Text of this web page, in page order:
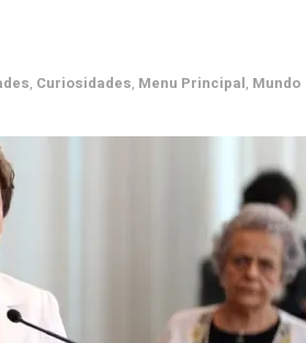
, Curiosidades, Menu Principal, Mundo